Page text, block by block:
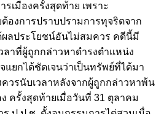
เมืองครั้งสุดท้าย เพราะ
องการปราบปรามการทุจริตจาก
ผลประโยชน์อันไม่สมควร คดีนี้มี
ลาที่ผู้ถูกกล่าวหาดํารงตําแหน่ง
แยกได้ชัดเจนว่าเป็นทรัพย์ที่ได้มา
วรนับเวลาหลังจากผู้ถูกกล่าวหาพ้น
ครั้งสุดท้ายเมื่อวันที่ 31 ตุลาคม